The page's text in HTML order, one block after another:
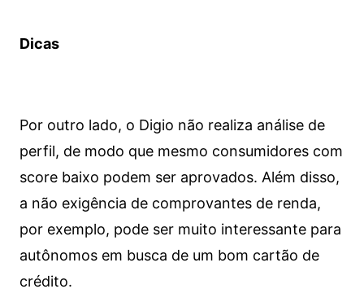
Dicas
Por outro lado, o Digio não realiza análise de
perfil, de modo que mesmo consumidores com
score baixo podem ser aprovados. Além disso,
a não exigência de comprovantes de renda,
por exemplo, pode ser muito interessante para
autônomos em busca de um bom cartão de
crédito.